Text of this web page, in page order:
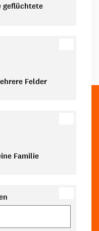
geflüchtete
Felder
Familie